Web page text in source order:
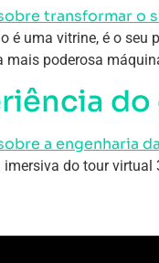
é uma vitrine, é o seu
mais poderosa
imersiva do tour